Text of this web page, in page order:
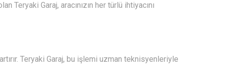
Garaj, aracınızın her türlü ihtiyacını
Teryaki Garaj, bu işlemi uzman teknisyenleriyle